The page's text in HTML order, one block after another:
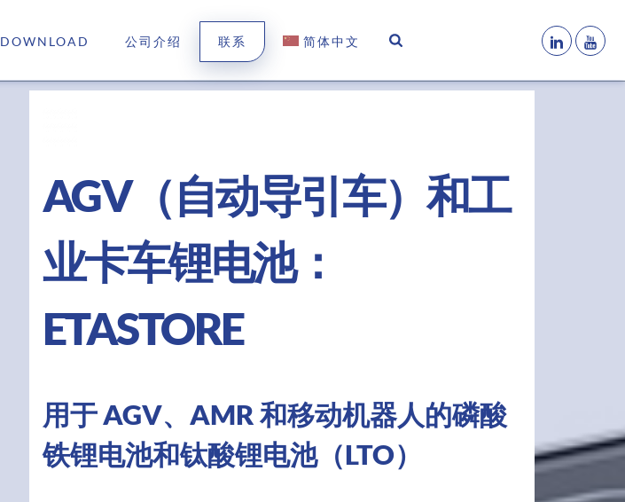
DOWNLOAD 公司介绍 联系 简体中文
AGV（自动导引车）和工
业卡车锂电池：
ETASTORE
用于 AGV、AMR 和移动机器人的磷酸
铁锂电池和钛酸锂电池（LTO）